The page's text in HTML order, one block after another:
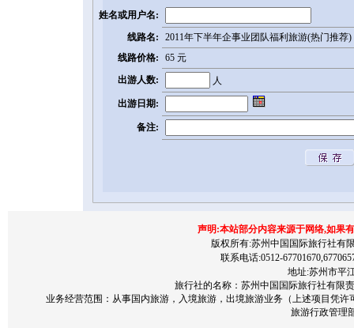
姓名或用户名:
线路名:
2011年下半年企事业团队福利旅游(热门推荐)
线路价格:
65 元
出游人数:
人
出游日期:
备注:
声明:本站部分内容来源于网络,如果
版权所有:苏州中国国际旅行社有限
联系电话:0512-
地址:苏州市平
旅行社的名称：苏州中国国际旅行社有
业务经营范围：从事国内旅游，入境旅游，出境旅游业务（上述项目凭
旅游行政管理